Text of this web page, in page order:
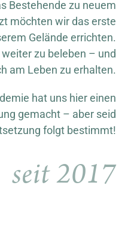
Bestehende zu neuem
möchten wir das erste
Gelände errichten.
zu beleben – und
am Leben zu erhalten.
hat uns hier einen
gemacht – aber seid
folgt bestimmt!
seit 2017